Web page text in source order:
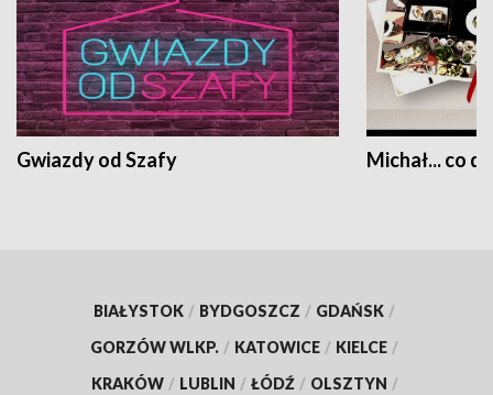
Gwiazdy od Szafy Michał... co
BIAŁYSTOK / BYDGOSZCZ / GDAŃSK /
GORZÓW WLKP. / KATOWICE / KIELCE /
KRAKÓW / LUBLIN / ŁÓDŹ / OLSZTYN /